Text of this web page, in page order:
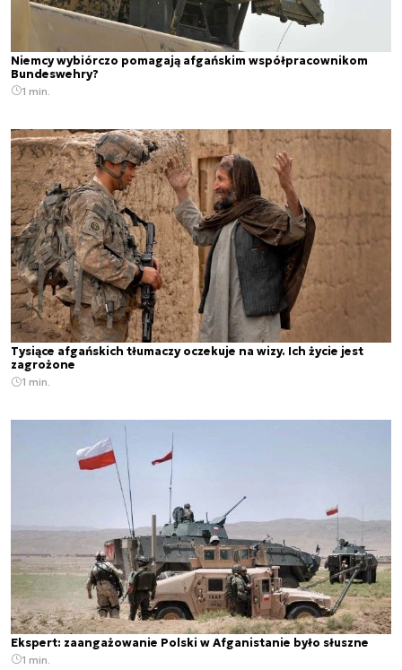
Niemcy wybiórczo pomagają afgańskim współpracownikom
Bundeswehry?
1 min.
Tysiące afgańskich tłumaczy oczekuje na wizy. Ich życie jest
zagrożone
1 min.
Ekspert: zaangażowanie Polski w Afganistanie było słuszne
1 min.